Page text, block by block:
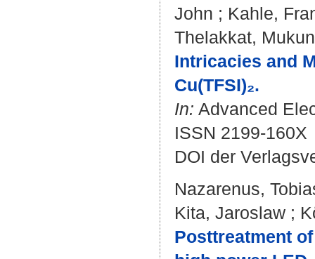
John ; Kahle,
Thelakkat,
Intricacies and
Cu(TFSI)₂.
In: Advanced
ISSN 2199-160X
DOI der
Nazarenus,
Kita, Jaroslaw ;
Posttreatment